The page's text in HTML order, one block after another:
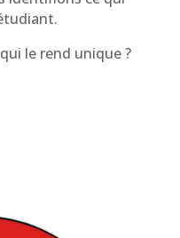
le rend unique ?